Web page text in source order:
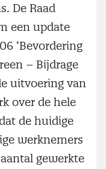
De Raad
een update
‘Bevordering
– Bijdrage
uitvoering van
over de hele
de huidige
werknemers
gewerkte